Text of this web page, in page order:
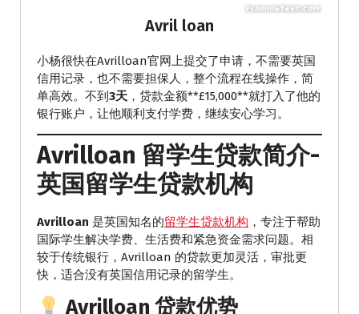
Avril loan
小杨很快在Avrilloan官网上提交了申请，不需要英国
信用记录，也不需要担保人，整个流程在线操作，简
单高效。不到 3天 ，贷款金额**£15,000**就打入了他的
银行账户，让他顺利支付学费，继续安心学习。
Avrilloan 留学生贷款简介-
英国留学生贷款机构
Avrilloan 是英国知名的留学生贷款机构 ，专注于帮助
国际学生解决学费、生活费和紧急资金需求问题。相
较于传统银行，Avrilloan 的贷款更加灵活，审批更
快，适合没有英国信用记录的留学生。
Avrilloan 贷款优势